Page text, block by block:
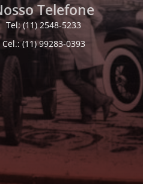
Telefone
Tel: (11) 2548-5233
Cel.: (11) 99283-0393